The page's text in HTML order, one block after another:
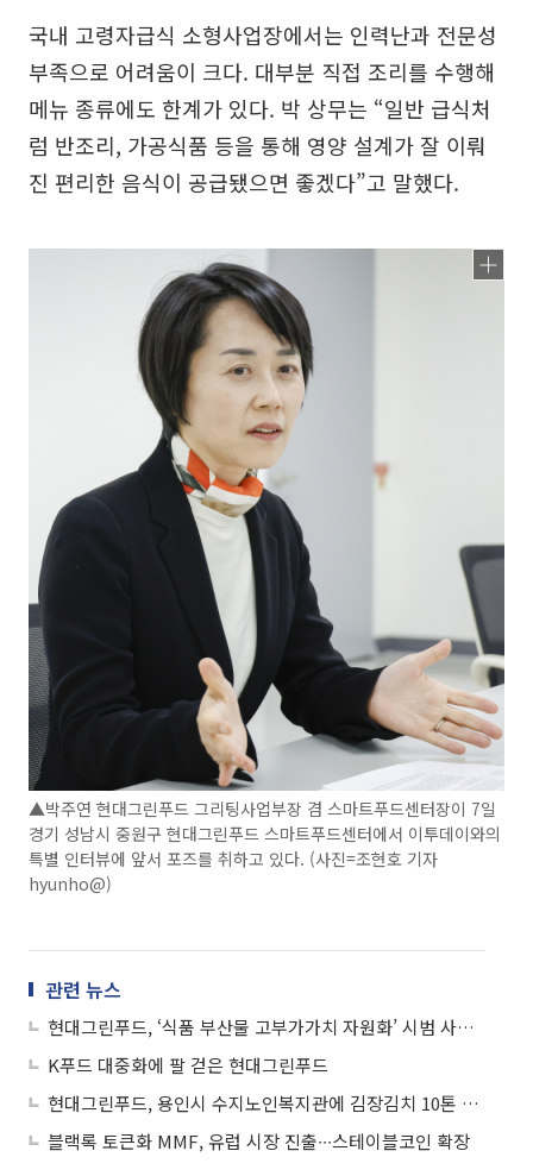
국내 고령자급식 소형사업장에서는 인력난과 전문성
부족으로 어려움이 크다. 대부분 직접 조리를 수행해
메뉴 종류에도 한계가 있다. 박 상무는 “일반 급식처
럼 반조리, 가공식품 등을 통해 영양 설계가 잘 이뤄
진 편리한 음식이 공급됐으면 좋겠다”고 말했다.
▲박주연 현대그린푸드 그리팅사업부장 겸 스마트푸드센터장이 7일
경기 성남시 중원구 현대그린푸드 스마트푸드센터에서 이투데이와의
특별 인터뷰에 앞서 포즈를 취하고 있다. (사진=조현호 기자
hyunho@)
관련 뉴스
현대그린푸드, ‘식품 부산물 고부가가치 자원화’ 시범 사업 참여
K푸드 대중화에 팔 걷은 현대그린푸드
현대그린푸드, 용인시 수지노인복지관에 김장김치 10톤 전달
블랙록 토큰화 MMF, 유럽 시장 진출∙∙∙스테이블코인 확장